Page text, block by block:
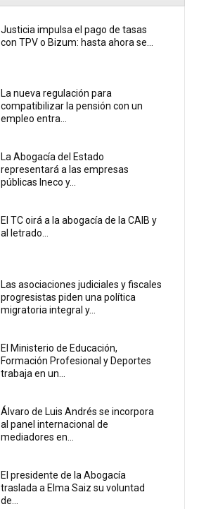
Justicia impulsa el pago de tasas
con TPV o Bizum: hasta ahora se...
La nueva regulación para
compatibilizar la pensión con un
empleo entra...
La Abogacía del Estado
representará a las empresas
públicas Ineco y...
El TC oirá a la abogacía de la CAIB y
al letrado...
Las asociaciones judiciales y fiscales
progresistas piden una política
migratoria integral y...
El Ministerio de Educación,
Formación Profesional y Deportes
trabaja en un...
Álvaro de Luis Andrés se incorpora
al panel internacional de
mediadores en...
El presidente de la Abogacía
traslada a Elma Saiz su voluntad
de...